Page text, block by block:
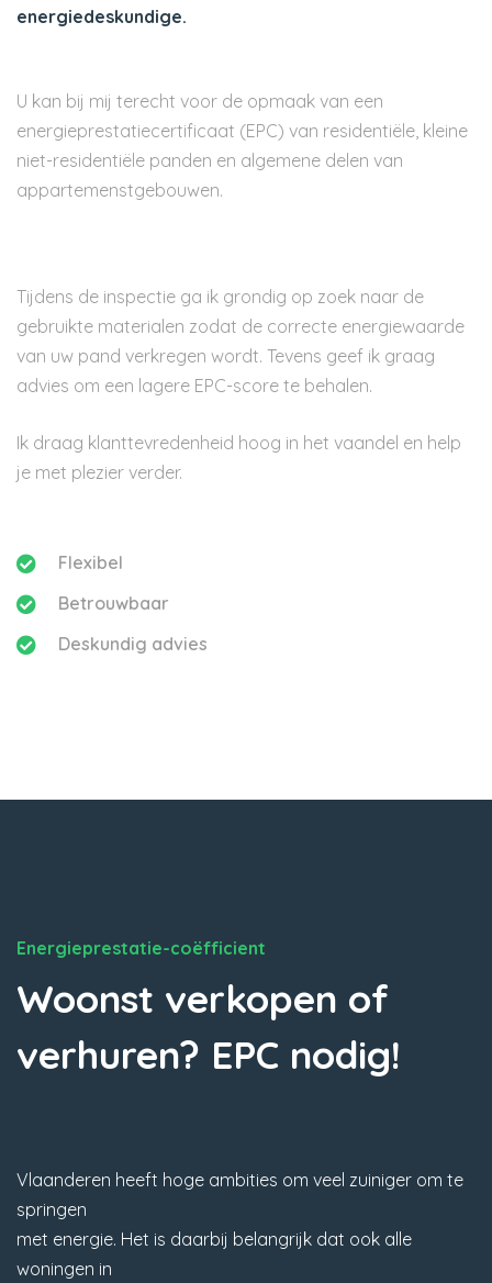
energiedeskundige.
U kan bij mij terecht voor de opmaak van een
energieprestatiecertificaat (EPC) van residentiële, kleine
niet-residentiële panden en algemene delen van
appartemenstgebouwen.
Tijdens de inspectie ga ik grondig op zoek naar de
gebruikte materialen zodat de correcte energiewaarde
van uw pand verkregen wordt. Tevens geef ik graag
advies om een lagere EPC-score te behalen.
Ik draag klanttevredenheid hoog in het vaandel en help
je met plezier verder.
Flexibel
Betrouwbaar
Deskundig advies
Energieprestatie-coëfficient
Woonst verkopen of
verhuren? EPC nodig!
Vlaanderen heeft hoge ambities om veel zuiniger om te
springen
met energie. Het is daarbij belangrijk dat ook alle
woningen in